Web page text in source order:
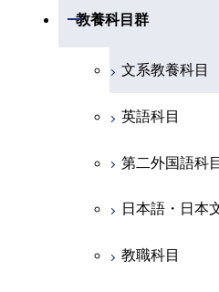
共通専門科目
共通専門科目
融合理工学系
初年次専門科目
創造プロセス
共通専門科目
工学院，物質
教養科目群
開閉
文系教養科目
英語科目
第二外国語科目
日本語・日本
教職科目